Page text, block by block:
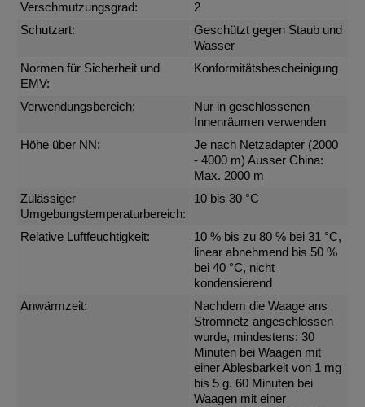
Verschmutzungsgrad:
2
Schutzart:
Geschützt gegen Staub und
Wasser
Normen für Sicherheit und
EMV:
Konformitätsbescheinigung
Verwendungsbereich:
Nur in geschlossenen
Innenräumen verwenden
Höhe über NN:
Je nach Netzadapter (2000
- 4000 m) Ausser China:
Max. 2000 m
Zulässiger
Umgebungstemperaturbereich:
10 bis 30 °C
Relative Luftfeuchtigkeit:
10 % bis zu 80 % bei 31 °C,
linear abnehmend bis 50 %
bei 40 °C, nicht
kondensierend
Anwärmzeit:
Nachdem die Waage ans
Stromnetz angeschlossen
wurde, mindestens: 30
Minuten bei Waagen mit
einer Ablesbarkeit von 1 mg
bis 5 g. 60 Minuten bei
Waagen mit einer